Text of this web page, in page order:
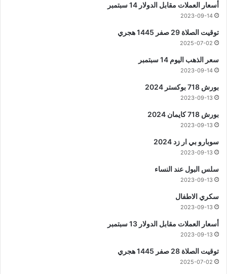
أسعار العملات مقابل الدولار 14 سبتمبر
2023-09-14
توقيت الصلاة 29 صفر 1445 هجري
2025-07-02
سعر الذهب اليوم 14 سبتمبر
2023-09-14
بورش 718 بوكستر 2024
2023-09-13
بورش 718 كايمان 2024
2023-09-13
سوبارو بي ار زد 2024
2023-09-13
سلس البول عند النساء
2023-09-13
سكري الاطفال
2023-09-13
أسعار العملات مقابل الدولار 13 سبتمبر
2023-09-13
توقيت الصلاة 28 صفر 1445 هجري
2025-07-02